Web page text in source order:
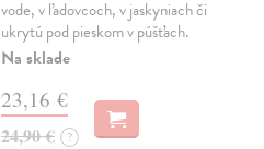
vode, v ľadovcoch, v jaskyniach či
ukrytú pod pieskom v púšťach.
Na sklade
23,16 €
24,90 € ?